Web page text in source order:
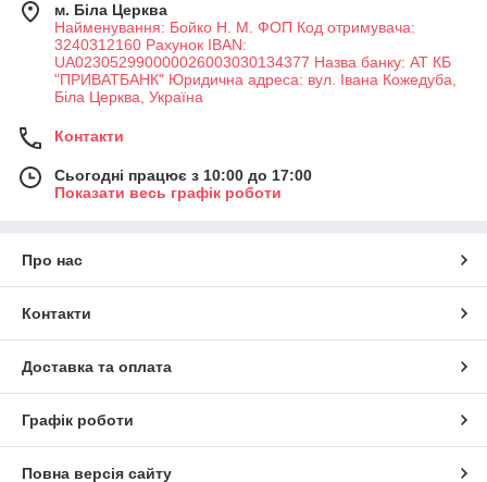
м. Біла Церква
Найменування: Бойко Н. М. ФОП Код отримувача:
3240312160 Рахунок IBAN:
UA023052990000026003030134377 Назва банку: АТ КБ
"ПРИВАТБАНК" Юридична адреса: вул. Івана Кожедуба,
Біла Церква, Україна
Контакти
Сьогодні працює з 10:00 до 17:00
Показати весь графік роботи
Про нас
Контакти
Доставка та оплата
Графік роботи
Повна версія сайту